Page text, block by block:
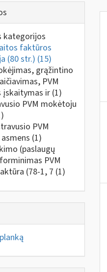
kategorijos
faktūros
(80 str.) (15)
grąžintino
PVM
įskaitymas ir (1)
PVM mokėtoju
PVM
(1)
(paslaugų
PVM
(78-1, 7 (1)